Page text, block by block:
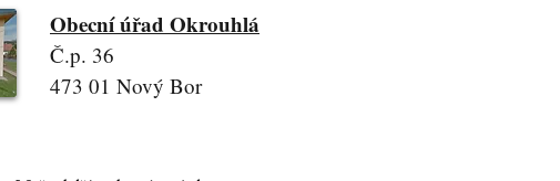
Obecní úřad Okrouhlá
Č.p. 36
473 01 Nový Bor